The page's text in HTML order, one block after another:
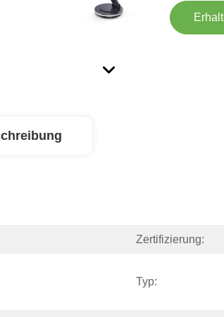
Zertifizierung:
Typ: